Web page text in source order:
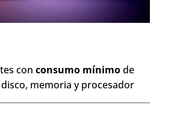
conconsumo mínimode
memoria y procesador